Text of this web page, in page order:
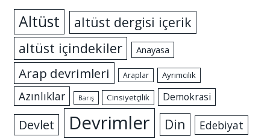
Altüst
altüst dergisi içerik
altüst içindekiler
Anayasa
Arap devrimleri Araplar Ayrımcılık
Azınlıklar Barış Cinsiyetçilik Demokrasi
Devlet Devrimler Din Edebiyat